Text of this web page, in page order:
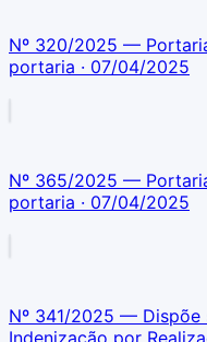
Nº 320/2025 —
portaria · 07/04/2025
Nº 365/2025 —
portaria · 07/04/2025
Nº 341/2025 — Dispõe